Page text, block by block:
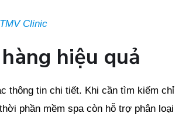
Clinic
hiệu quả
thông tin chi tiết. Khi cần tìm kiếm chỉ
phần mềm spa còn hỗ trợ phân loại